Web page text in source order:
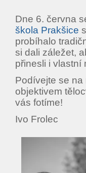
Dne 6. června
škola Prakšice
probíhalo
si dali záležet,
přinesli i vlastní
Podívejte se
objektivem
vás fotíme!
Ivo Frolec